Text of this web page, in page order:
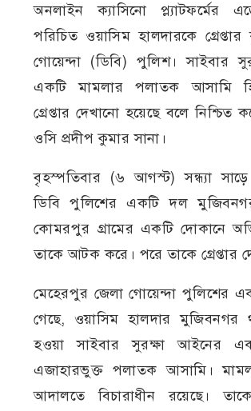
অনলাইন ক্যাসিনো প্ল্যাটফর্মের
পরিচিত ওয়াসিম হালদারকে
গোয়েন্দা (ডিবি) পুলিশ। সাইবার
একটি মামলার পলাতক আসামি
গ্রেপ্তার দেখানো হয়েছে বলে নিশ্চিত
ওসি প্রদীপ কুমার সানা।
বৃহস্পতিবার (৬ আগস্ট) সন্ধ্যা
ডিবি পুলিশের একটি দল
কোমরপুর গ্রামের একটি দোকানে
তাকে আটক করে। পরে তাকে গ্রেপ্তার
মেহেরপুর জেলা গোয়েন্দা পুলিশের
গেছে, ওয়াসিম হালদার মুজিবনগর
হওয়া সাইবার সুরক্ষা আইনের
এজাহারভুক্ত পলাতক আসামি।
আদালতে বিচারাধীন রয়েছে।